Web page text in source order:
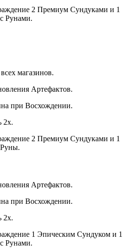
2 Премиум Сундуками и 1
Рунами.
магазинов.
Артефактов.
при Восхождении.
2x.
2 Премиум Сундуками и 1
Артефактов.
при Восхождении.
2x.
1 Эпическим Сундуком и 1
Рунами.